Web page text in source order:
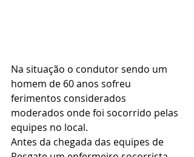
Na situação o condutor sendo um
homem de 60 anos sofreu
ferimentos considerados
moderados onde foi socorrido pelas
equipes no local.
Antes da chegada das equipes de